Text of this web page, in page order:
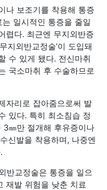
나 보조기를 착용해 통증
일시적인 통증을 줄일
렵다. 최근엔 무지외반증
지외반교정술’이 도입돼
수 있게 됐다. 전신마취
국소마취 후 수술하므로
자리로 잡아줌으로써 발
있다. 특히 최소침습 정
3㎜만 절개해 후유증이나
신발을 착용하며, 나중엔
반교정술은 통증을 일으
재발 위험을 낮춘 치료